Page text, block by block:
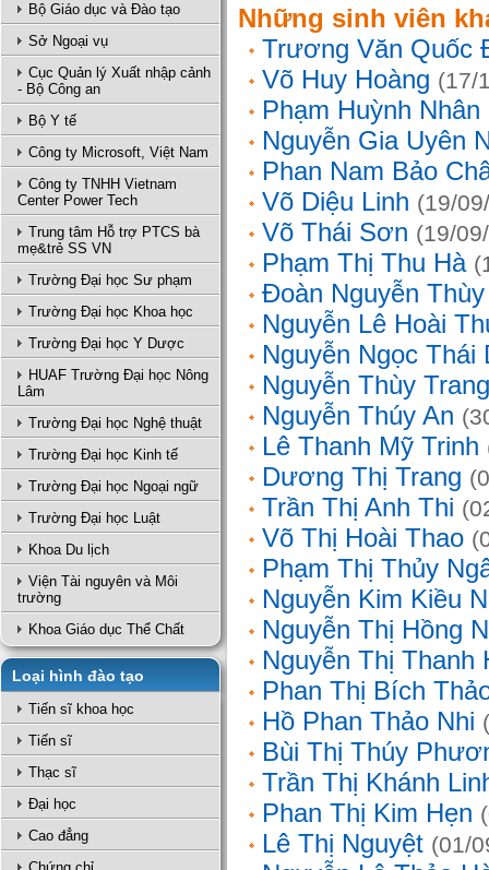
Bộ Giáo dục và Đào tạo
Sở Ngoại vụ
Cục Quản lý Xuất nhập cảnh
- Bộ Công an
Bộ Y tế
Công ty Microsoft, Việt Nam
Công ty TNHH Vietnam
Center Power Tech
Trung tâm Hỗ trợ PTCS bà
mẹ&trẻ SS VN
Trường Đại học Sư phạm
Trường Đại học Khoa học
Trường Đại học Y Dược
HUAF Trường Đại học Nông
Lâm
Trường Đại học Nghệ thuật
Trường Đại học Kinh tế
Trường Đại học Ngoại ngữ
Trường Đại học Luật
Khoa Du lịch
Viện Tài nguyên và Môi
trường
Khoa Giáo dục Thể Chất
Loại hình đào tạo
Tiến sĩ khoa học
Tiến sĩ
Thạc sĩ
Đại học
Cao đẳng
Những sinh viên
Trương Văn Quốc
Võ Huy Hoàng (17/
Phạm Huỳnh Nhân
Nguyễn Gia Uyên
Phan Nam Bảo
Võ Diệu Linh (19/
Võ Thái Sơn (19/
Phạm Thị Thu Hà
Đoàn Nguyễn
Nguyễn Lê Hoài
Nguyễn Ngọc Thái
Nguyễn Thùy Trang
Nguyễn Thúy An
Lê Thanh Mỹ Trinh
Dương Thị Trang
Trần Thị Anh Thi
Võ Thị Hoài Thao
Phạm Thị Thủy
Nguyễn Kim Kiều
Nguyễn Thị Hồng
Nguyễn Thị Thanh
Phan Thị Bích
Hồ Phan Thảo Nhi
Bùi Thị Thúy
Trần Thị Khánh
Phan Thị Kim Hẹn
Lê Thị Nguyệt (01/